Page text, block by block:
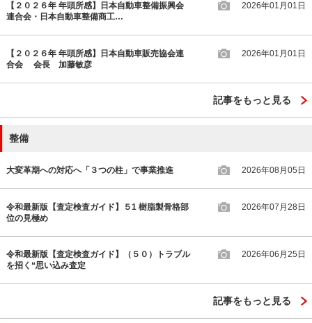
【２０２６年 年頭所感】日本自動車整備振興会
連合会・日本自動車整備商工…
2026年01月01日
【２０２６年 年頭所感】日本自動車販売協会連
合会 会長 加藤敏彦
2026年01月01日
記事をもっと見る
整備
大変革期への対応へ「３つの柱」で事業推進 2026年08月05日
令和最新版【査定検査ガイド】５1 樹脂製骨格部
位の見極め
2026年07月28日
令和最新版【査定検査ガイド】（５０）トラブル
を招く“思い込み査定
2026年06月25日
記事をもっと見る